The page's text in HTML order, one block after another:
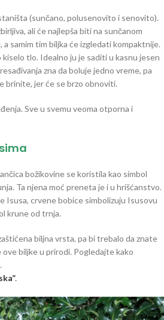
(sunčano, polusenovito i senovito).
ali će najlepša biti na sunčanom
samim tim biljka će izgledati kompaktnije.
tlo. Idealno ju je saditi u kasnu jesen
zna da boluje jedno vreme, pa
brinite, jer će se brzo obnoviti.
Sve u svemu veoma otporna i
božikovine se koristila kao simbol
Ta njena moć preneta je i u hrišćanstvo.
Isusa, crvene bobice simbolizuju Isusovu
krune od trnja.
biljna vrsta, pa bi trebalo da znate
biljke u prirodi. Pogledajte kako
.